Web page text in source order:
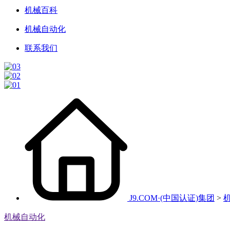
机械百科
机械自动化
联系我们
J9.COM·(中国认证)集团 >
机械自动化